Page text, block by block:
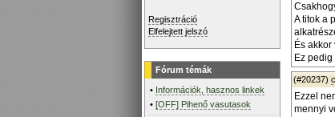
Regisztráció
Elfelejtett jelszó
Fórum témák
• Információk, hasznos linkek
•[OFF] Pihenő vasutasok
A titok a
És
Ez
(#20237)
Ezzel
mennyi